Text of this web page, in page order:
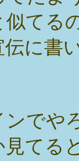
てる
に書
ンでや
見てる